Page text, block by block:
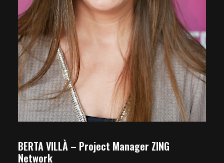
BERTA VILLÀ – Project Manager ZING
Network